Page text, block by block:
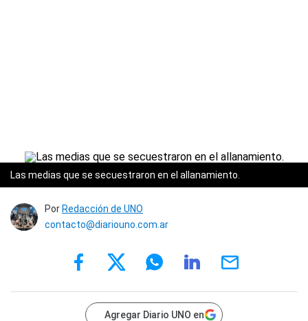
Las medias que se secuestraron en el allanamiento.
Por Redacción de UNO
contacto@diariouno.com.ar
Agregar Diario UNO en